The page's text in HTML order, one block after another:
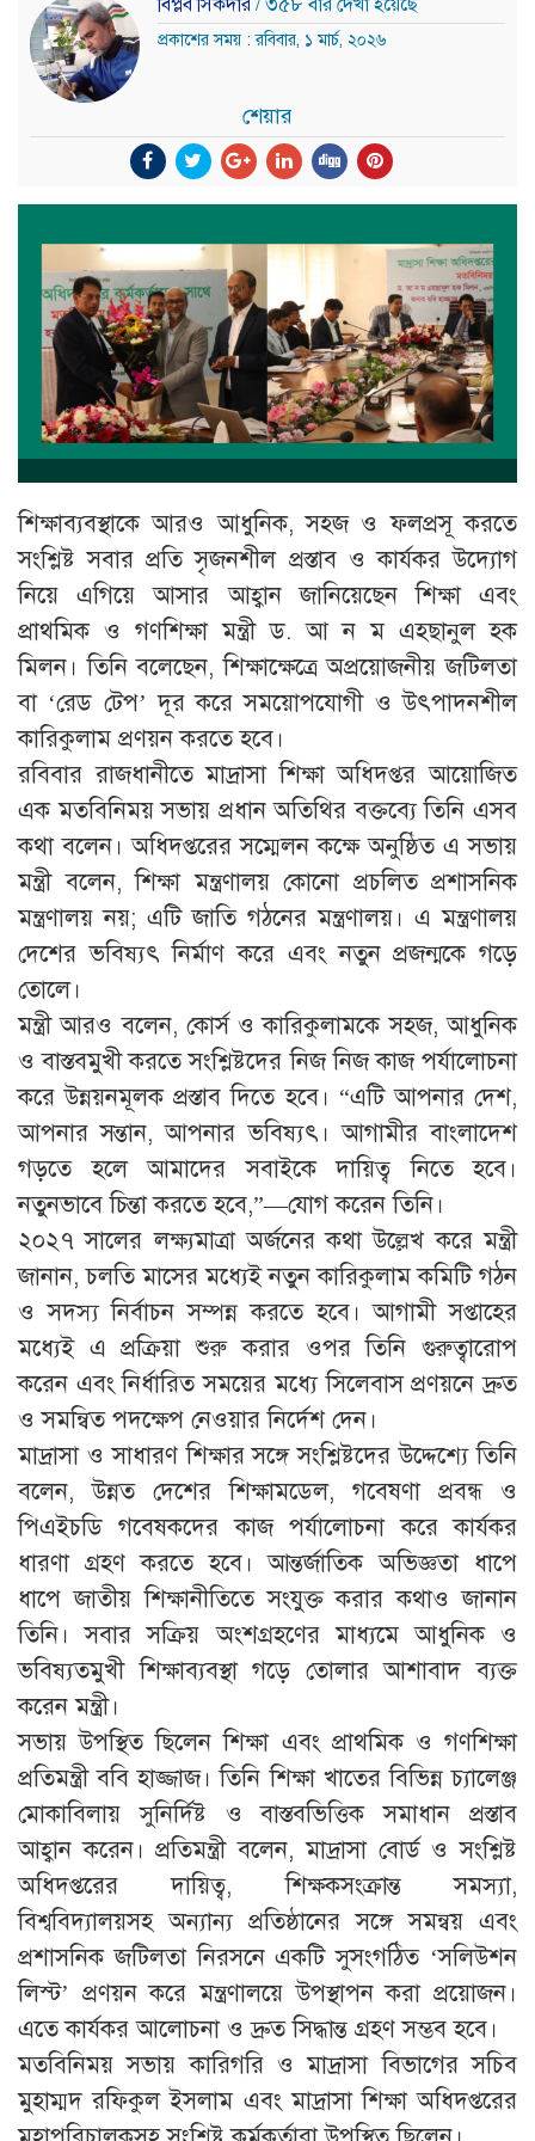
বিপ্লব সিকদার/ ৩৫৮ বার দেখা হয়েছে
প্রকাশের সময় : রবিবার, ১ মার্চ, ২০২৬
শেয়ার
শিক্ষাব্যবস্থাকে আরও আধুনিক, সহজ ও ফলপ্রসূ করতে
সংশ্লিষ্ট সবার প্রতি সৃজনশীল প্রস্তাব ও কার্যকর উদ্যোগ
নিয়ে এগিয়ে আসার আহ্বান জানিয়েছেন শিক্ষা এবং
প্রাথমিক ও গণশিক্ষা মন্ত্রী ড. আ ন ম এহছানুল হক
মিলন। তিনি বলেছেন, শিক্ষাক্ষেত্রে অপ্রয়োজনীয় জটিলতা
বা ‘রেড টেপ’ দূর করে সময়োপযোগী ও উৎপাদনশীল
কারিকুলাম প্রণয়ন করতে হবে।
রবিবার রাজধানীতে মাদ্রাসা শিক্ষা অধিদপ্তর আয়োজিত
এক মতবিনিময় সভায় প্রধান অতিথির বক্তব্যে তিনি এসব
কথা বলেন। অধিদপ্তরের সম্মেলন কক্ষে অনুষ্ঠিত এ সভায়
মন্ত্রী বলেন, শিক্ষা মন্ত্রণালয় কোনো প্রচলিত প্রশাসনিক
মন্ত্রণালয় নয়; এটি জাতি গঠনের মন্ত্রণালয়। এ মন্ত্রণালয়
দেশের ভবিষ্যৎ নির্মাণ করে এবং নতুন প্রজন্মকে গড়ে
তোলে।
মন্ত্রী আরও বলেন, কোর্স ও কারিকুলামকে সহজ, আধুনিক
ও বাস্তবমুখী করতে সংশ্লিষ্টদের নিজ নিজ কাজ পর্যালোচনা
করে উন্নয়নমূলক প্রস্তাব দিতে হবে। “এটি আপনার দেশ,
আপনার সন্তান, আপনার ভবিষ্যৎ। আগামীর বাংলাদেশ
গড়তে হলে আমাদের সবাইকে দায়িত্ব নিতে হবে।
নতুনভাবে চিন্তা করতে হবে,”—যোগ করেন তিনি।
২০২৭ সালের লক্ষ্যমাত্রা অর্জনের কথা উল্লেখ করে মন্ত্রী
জানান, চলতি মাসের মধ্যেই নতুন কারিকুলাম কমিটি গঠন
ও সদস্য নির্বাচন সম্পন্ন করতে হবে। আগামী সপ্তাহের
মধ্যেই এ প্রক্রিয়া শুরু করার ওপর তিনি গুরুত্বারোপ
করেন এবং নির্ধারিত সময়ের মধ্যে সিলেবাস প্রণয়নে দ্রুত
ও সমন্বিত পদক্ষেপ নেওয়ার নির্দেশ দেন।
মাদ্রাসা ও সাধারণ শিক্ষার সঙ্গে সংশ্লিষ্টদের উদ্দেশ্যে তিনি
বলেন, উন্নত দেশের শিক্ষামডেল, গবেষণা প্রবন্ধ ও
পিএইচডি গবেষকদের কাজ পর্যালোচনা করে কার্যকর
ধারণা গ্রহণ করতে হবে। আন্তর্জাতিক অভিজ্ঞতা ধাপে
ধাপে জাতীয় শিক্ষানীতিতে সংযুক্ত করার কথাও জানান
তিনি। সবার সক্রিয় অংশগ্রহণের মাধ্যমে আধুনিক ও
ভবিষ্যতমুখী শিক্ষাব্যবস্থা গড়ে তোলার আশাবাদ ব্যক্ত
করেন মন্ত্রী।
সভায় উপস্থিত ছিলেন শিক্ষা এবং প্রাথমিক ও গণশিক্ষা
প্রতিমন্ত্রী ববি হাজ্জাজ। তিনি শিক্ষা খাতের বিভিন্ন চ্যালেঞ্জ
মোকাবিলায় সুনির্দিষ্ট ও বাস্তবভিত্তিক সমাধান প্রস্তাব
আহ্বান করেন। প্রতিমন্ত্রী বলেন, মাদ্রাসা বোর্ড ও সংশ্লিষ্ট
অধিদপ্তরের দায়িত্ব, শিক্ষকসংক্রান্ত সমস্যা,
বিশ্ববিদ্যালয়সহ অন্যান্য প্রতিষ্ঠানের সঙ্গে সমন্বয় এবং
প্রশাসনিক জটিলতা নিরসনে একটি সুসংগঠিত ‘সলিউশন
লিস্ট’ প্রণয়ন করে মন্ত্রণালয়ে উপস্থাপন করা প্রয়োজন।
এতে কার্যকর আলোচনা ও দ্রুত সিদ্ধান্ত গ্রহণ সম্ভব হবে।
মতবিনিময় সভায় কারিগরি ও মাদ্রাসা বিভাগের সচিব
মুহাম্মদ রফিকুল ইসলাম এবং মাদ্রাসা শিক্ষা অধিদপ্তরের